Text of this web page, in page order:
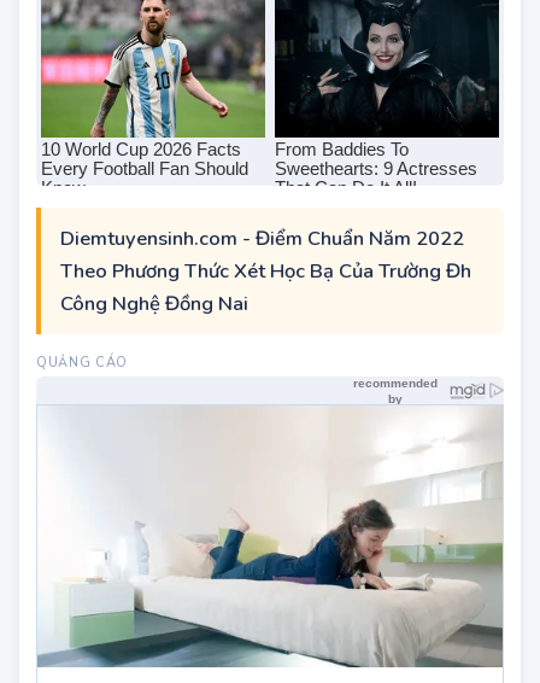
Diemtuyensinh.com - Điểm Chuẩn Năm 2022
Theo Phương Thức Xét Học Bạ Của Trường Đh
Công Nghệ Đồng Nai